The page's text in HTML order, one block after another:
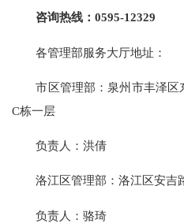
咨询热线：0595-12329
各管理部服务大厅地址：
市区管理部：泉州市丰泽区
C栋一层
负责人：洪倩
洛江区管理部：洛江区安吉
负责人：骆琦